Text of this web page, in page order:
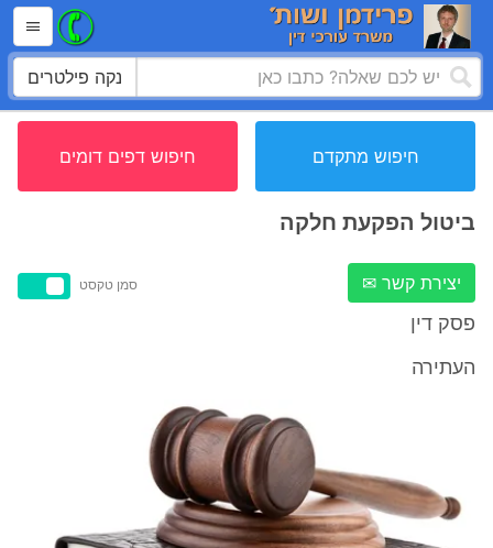
נקה פילטרים
חיפוש מתקדם חיפוש דפים דומים
ביטול הפקעת חלקה
יצירת קשר ✉ סמן טקסט
פסק דין
העתירה